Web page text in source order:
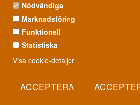
Nödvändiga
Marknadsföring
Funktionell
Statistiska
Visa cookie-detaljer
ROM